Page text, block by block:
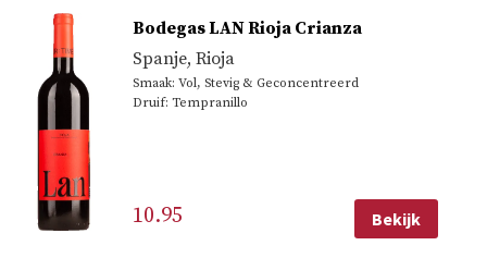
Bodegas LAN Rioja Crianza
Spanje, Rioja
Smaak: Vol, Stevig & Geconcentreerd
Druif: Tempranillo
10.95 Bekijk